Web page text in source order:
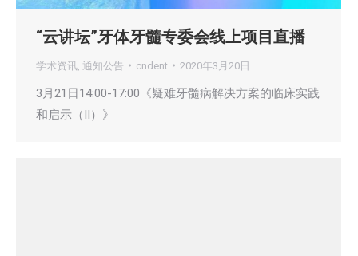
“云讲坛”牙体牙髓专委会线上项目直播
学术资讯 通知公告 cndent 2020年3月20日
3月21日14:00-17:00《疑难牙髓病解决方案的临床实践
和启示（II）》